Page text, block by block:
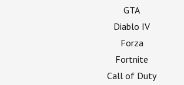
GTA
Diablo IV
Forza
Fortnite
Call of Duty